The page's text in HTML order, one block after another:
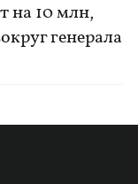
на 10 млн,
генерала